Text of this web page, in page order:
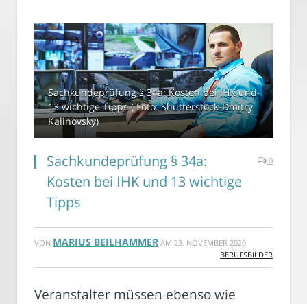
Sachkundeprüfung § 34a: Kosten bei IHK und
13 wichtige Tipps ( Foto: Shutterstock-Dmitry
Kalinovsky)
Sachkundeprüfung § 34a:
Kosten bei IHK und 13 wichtige
Tipps
0
VON MARIUS BEILHAMMER AM 23. NOVEMBER 2020
BERUFSBILDER
Veranstalter müssen ebenso wie